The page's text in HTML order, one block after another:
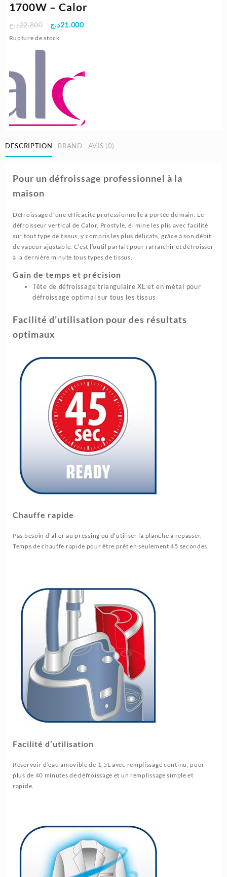
1700W – Calor
22.800د.ج
Le
prix
21.000د.ج
Le
Rupture de stock
DESCRIPTION BRAND AVIS (0)
Pour un défroissage professionnel à la
maison
Défroissage d’une efficacité professionnelle à portée de main. Le
défroisseur vertical de Calor, Prostyle, élimine les plis avec facilité
sur tout type de tissus, y compris les plus délicats, grâce à son débit
de vapeur ajustable. C’est l’outil parfait pour rafraîchir et défroisser
à la dernière minute tous types de tissus.
Gain de temps et précision
Tête de défroissage triangulaire XL et en métal pour
défroissage optimal sur tous les tissus
Facilité d’utilisation pour des résultats
optimaux
Chauffe rapide
Pas besoin d’aller au pressing ou d’utiliser la planche à repasser.
Temps de chauffe rapide pour être prêt en seulement 45 secondes.
Facilité d’utilisation
Réservoir d’eau amovible de 1,5L avec remplissage continu, pour
plus de 40 minutes de défroissage et un remplissage simple et
rapide.